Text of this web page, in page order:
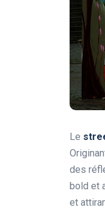
Le
des
bold et
et